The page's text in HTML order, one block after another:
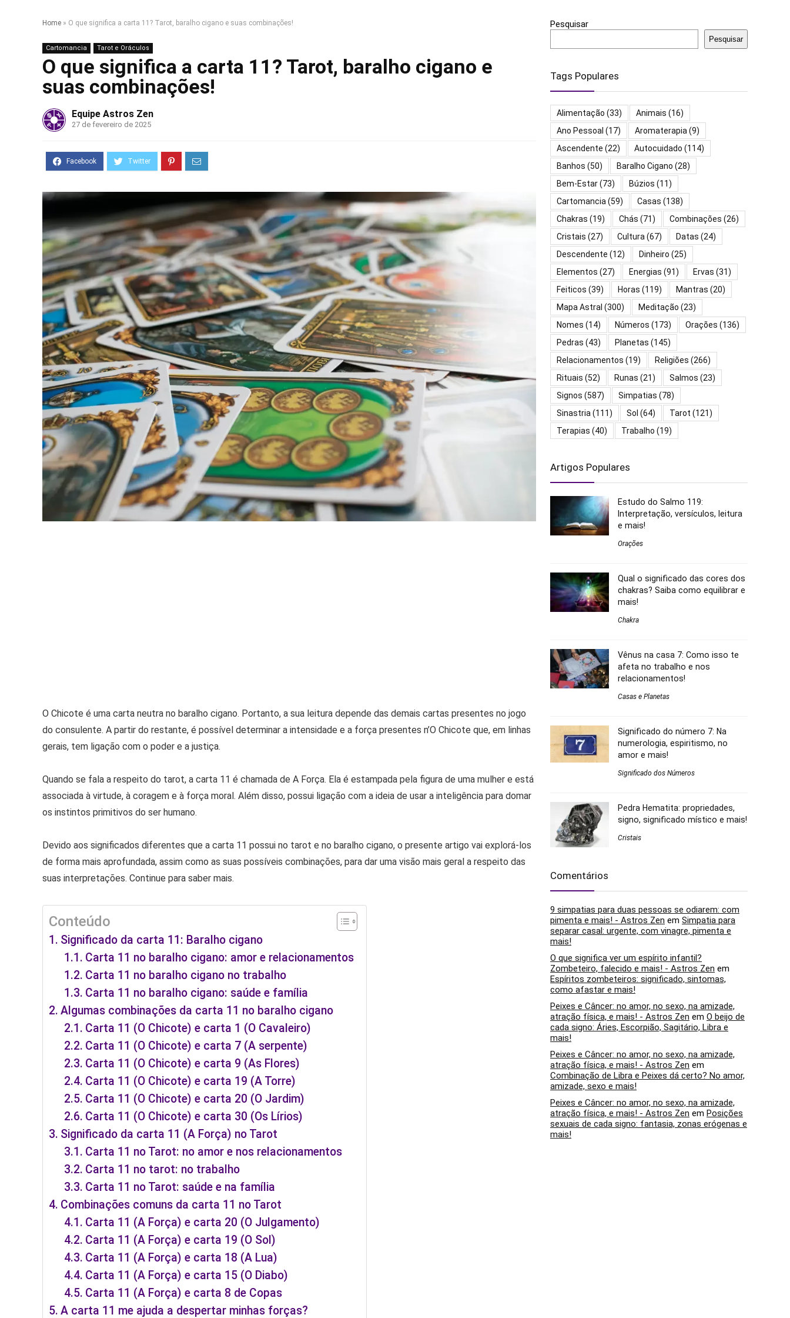
Home » O que significa a carta 11? Tarot, baralho cigano e suas combinações!
Cartomancia Tarot e Oráculos
O que significa a carta 11? Tarot, baralho cigano e
suas combinações!
Equipe Astros Zen
27 de fevereiro de 2025
O Chicote é uma carta neutra no baralho cigano. Portanto, a sua leitura depende das demais cartas presentes no jogo
do consulente. A partir do restante, é possível determinar a intensidade e a força presentes n’O Chicote que, em linhas
gerais, tem ligação com o poder e a justiça.
Quando se fala a respeito do tarot, a carta 11 é chamada de A Força. Ela é estampada pela figura de uma mulher e está
associada à virtude, à coragem e à força moral. Além disso, possui ligação com a ideia de usar a inteligência para domar
os instintos primitivos do ser humano.
Devido aos significados diferentes que a carta 11 possui no tarot e no baralho cigano, o presente artigo vai explorá-los
de forma mais aprofundada, assim como as suas possíveis combinações, para dar uma visão mais geral a respeito das
suas interpretações. Continue para saber mais.
Conteúdo
Significado da carta 11: Baralho cigano
Carta 11 no baralho cigano: amor e relacionamentos
Carta 11 no baralho cigano no trabalho
Carta 11 no baralho cigano: saúde e família
Algumas combinações da carta 11 no baralho cigano
Carta 11 (O Chicote) e carta 1 (O Cavaleiro)
Carta 11 (O Chicote) e carta 7 (A serpente)
Carta 11 (O Chicote) e carta 9 (As Flores)
Carta 11 (O Chicote) e carta 19 (A Torre)
Carta 11 (O Chicote) e carta 20 (O Jardim)
Carta 11 (O Chicote) e carta 30 (Os Lírios)
Significado da carta 11 (A Força) no Tarot
Carta 11 no Tarot: no amor e nos relacionamentos
Carta 11 no tarot: no trabalho
Carta 11 no Tarot: saúde e na família
Combinações comuns da carta 11 no Tarot
Carta 11 (A Força) e carta 20 (O Julgamento)
Carta 11 (A Força) e carta 19 (O Sol)
Carta 11 (A Força) e carta 18 (A Lua)
Carta 11 (A Força) e carta 15 (O Diabo)
Carta 11 (A Força) e carta 8 de Copas
A carta 11 me ajuda a despertar minhas forças?
Pesquisar
Pesquisar
Tags Populares
Alimentação (33) Animais (16)
Ano Pessoal (17) Aromaterapia(9)
Ascendente (22) Autocuidado (114)
Banhos (50) Baralho Cigano (28)
Bem-Estar(73) Búzios (11)
Cartomancia(59) Casas (138)
Chakras (19) Chás (71) Combinações (26)
Cristais (27) Cultura(67) Datas (24)
Descendente (12) Dinheiro (25)
Elementos (27) Energias (91) Ervas (31)
Feiticos (39) Horas (119) Mantras (20)
Mapa Astral (300) Meditação (23)
Nomes (14) Números (173) Orações (136)
Pedras (43) Planetas (145)
Relacionamentos (19) Religiões (266)
Rituais (52) Runas (21) Salmos (23)
Signos (587) Simpatias (78)
Sinastria(111) Sol (64) Tarot (121)
Terapias (40) Trabalho (19)
Artigos Populares
Estudo do Salmo 119:
Interpretação, versículos, leitura
e mais!
Orações
Qual o significado das cores dos
chakras? Saiba como equilibrar e
mais!
Chakra
Vênus na casa 7: Como isso te
afeta no trabalho e nos
relacionamentos!
Casas e Planetas
Significado do número 7: Na
numerologia, espiritismo, no
amor e mais!
Significado dos Números
Pedra Hematita: propriedades,
signo, significado místico e mais!
Cristais
Comentários
9 simpatias para duas pessoas se odiarem: com
pimenta e mais! - Astros Zen em Simpatia para
separar casal: urgente, com vinagre, pimenta e
mais!
O que significa ver um espírito infantil?
Zombeteiro, falecido e mais! - Astros Zen em
Espíritos zombeteiros: significado, sintomas,
como afastar e mais!
Peixes e Câncer: no amor, no sexo, na amizade,
atração física, e mais! - Astros Zen em O beijo de
cada signo: Áries, Escorpião, Sagitário, Libra e
mais!
Peixes e Câncer: no amor, no sexo, na amizade,
atração física, e mais! - Astros Zen em
Combinação de Libra e Peixes dá certo? No amor,
amizade, sexo e mais!
Peixes e Câncer: no amor, no sexo, na amizade,
atração física, e mais! - Astros Zen em Posições
sexuais de cada signo: fantasia, zonas erógenas e
mais!